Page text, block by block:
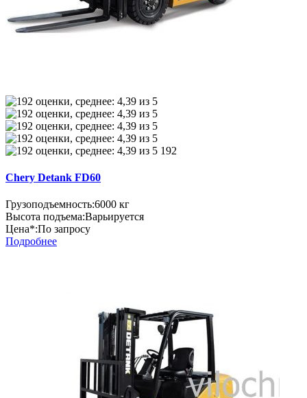
192
Chery Detank FD60
Грузоподъемность:6000 кг
Высота подъема:Варьируется
Цена*:По запросу
Подробнее